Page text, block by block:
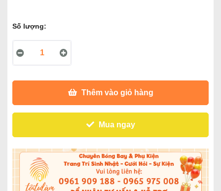
Số lượng:
Thêm vào giỏ hàng
Mua ngay